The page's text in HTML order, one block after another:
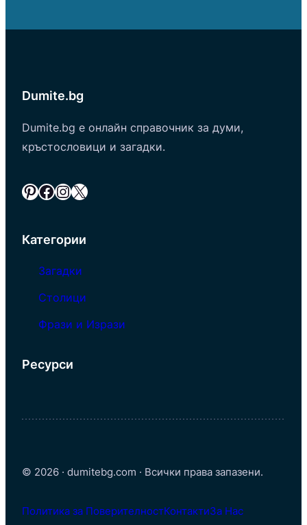
Dumite.bg
Dumite.bg е онлайн справочник за думи,
кръстословици и загадки.
Pinterest Facebook InstagramX
Категории
Загадки
Столици
Фрази и Изрази
Ресурси
© 2026 · dumitebg.com · Всички права запазени.
Политика за ПоверителностКонтактиЗа Нас